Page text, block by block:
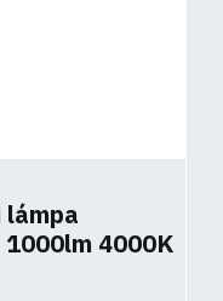
4000K